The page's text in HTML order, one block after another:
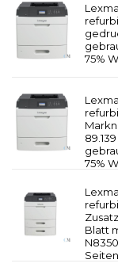
75%
75%
Blatt